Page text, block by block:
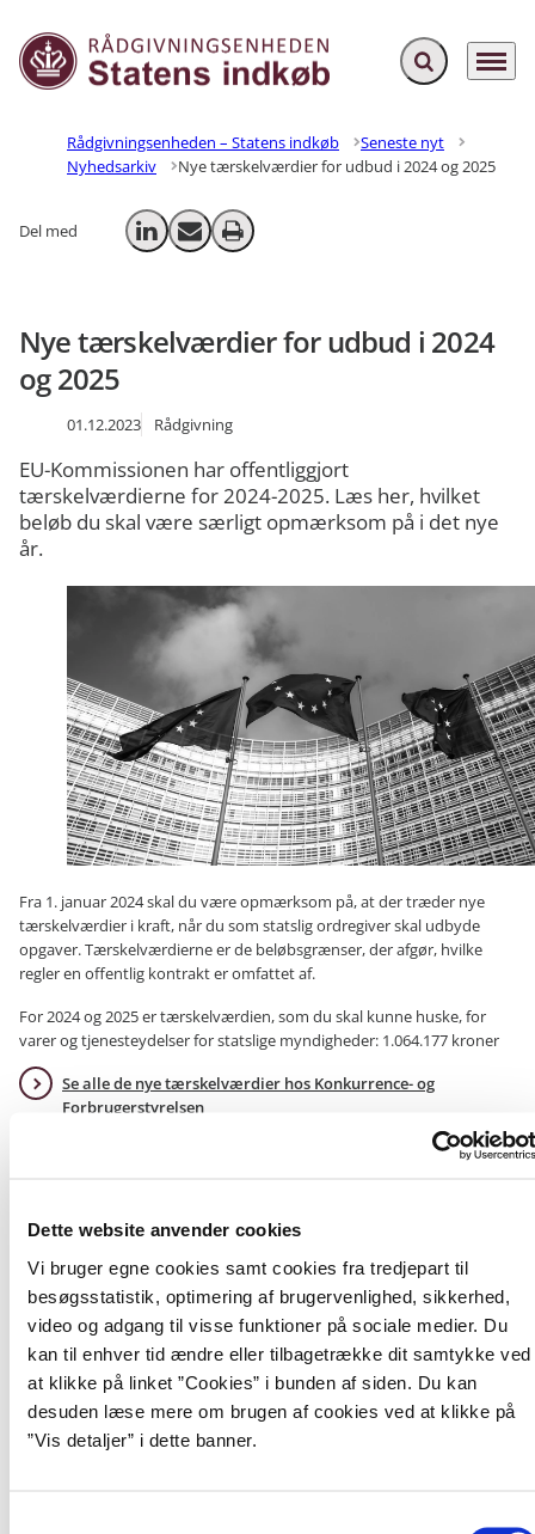
Dette website anvender cookies
Vi bruger egne cookies samt cookies fra tredjepart til
besøgsstatistik, optimering af brugervenlighed, sikkerhed,
video og adgang til visse funktioner på sociale medier. Du
kan til enhver tid ændre eller tilbagetrække dit samtykke ved
at klikke på linket ”Cookies” i bunden af siden. Du kan
desuden læse mere om brugen af cookies ved at klikke på
”Vis detaljer” i dette banner.
Gå til forsiden Fold søgefelt ud
Menu
Rådgivningsenheden – Statens indkøb
Seneste nyt
Nyhedsarkiv
Nye tærskelværdier for udbud i 2024 og 2025
Del med Del på LinkedIn
Send email
Print
Nye tærskelværdier for udbud i 2024
og 2025
01.12.2023 Rådgivning
EU-Kommissionen har offentliggjort
tærskelværdierne for 2024-2025. Læs her, hvilket
beløb du skal være særligt opmærksom på i det nye
år.
Fra 1. januar 2024 skal du være opmærksom på, at der træder nye
tærskelværdier i kraft, når du som statslig ordregiver skal udbyde
opgaver. Tærskelværdierne er de beløbsgrænser, der afgør, hvilke
regler en offentlig kontrakt er omfattet af.
For 2024 og 2025 er tærskelværdien, som du skal kunne huske, for
varer og tjenesteydelser for statslige myndigheder: 1.064.177 kroner
Se alle de nye tærskelværdier hos Konkurrence- og
Forbrugerstyrelsen
Udbud, der bliver offentliggjort efter 1. januar 2024, er omfattet af de
Forbrugerstyrelsen.
Læs hele artiklen om de nye tærskelværdier
Hotline
Gratis rådgivning mandag til torsdag kl. 10.00-16.00.
Fredag kl. 10.00-15.00.